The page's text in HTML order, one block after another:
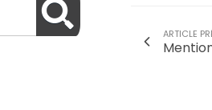
ARTICLE